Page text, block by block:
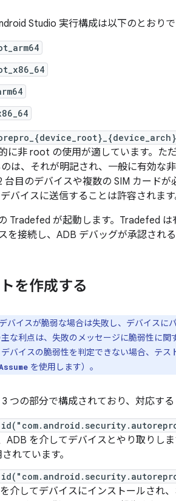
Studio 実行構成は以下のとおりで
に非 root の使用が適しています。た
は、それが明記され、一般に有効な
台目のデバイスや複数の SIM カード
バイスに送信することは許容されます
Tradefed が起動します。Tradefed
を接続し、ADB デバッグが承認される
を作成する
バイスが脆弱な場合は失敗し、デバイスに
な利点は、失敗のメッセージに脆弱性に
バイスの脆弱性を判定できない場合、テス
を使用します）。
つの部分で構成されており、対応する
ADB を介してデバイスとやり取りし
れています。
を介してデバイスにインストールされ